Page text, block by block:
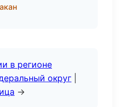
в регионе
округ
→